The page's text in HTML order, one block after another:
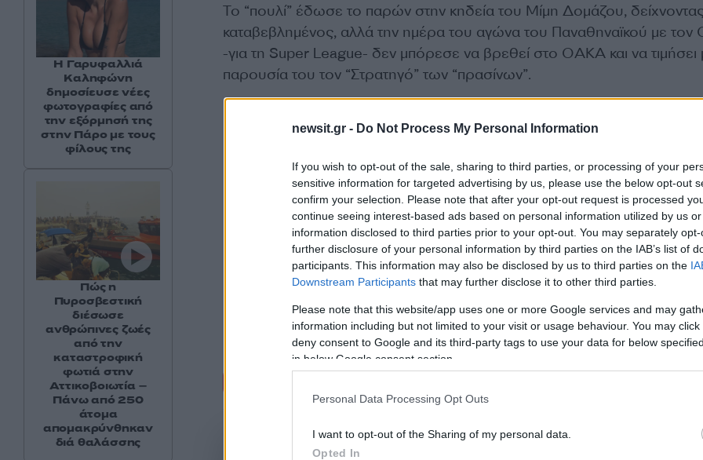
newsit.gr - Do Not Process My Personal Information
If you wish to opt-out of the sale, sharing to third parties, or processing of your
sensitive information for targeted advertising by us, please use the below opt-out
confirm your selection. Please note that after your opt-out request is processed
continue seeing interest-based ads based on personal information utilized by us
information disclosed to third parties prior to your opt-out. You may separately
further disclosure of your personal information by third parties on the IAB’s list of
participants. This information may also be disclosed by us to third parties on the
Downstream Participants that may further disclose it to other third parties.
Please note that this website/app uses one or more Google services and may
information including but not limited to your visit or usage behaviour. You may
deny consent to Google and its third-party tags to use your data for below
in below Google consent section.
Personal Data Processing Opt Outs
I want to opt-out of the Sharing of my personal data.
Opted In
Το “πουλί” έδωσε το παρών στην κηδεία του Μίμη Δομάζου,
καταβεβλημένος, αλλά την ημέρα του αγώνα του Παναθηναϊκού με
-για τη Super League- δεν μπόρεσε να βρεθεί στο ΟΑΚΑ και να τιμήσει
παρουσία του τον “Στρατηγό” των “πρασίνων”.
ΔΙΑΦΗΜΙΣΗ
Σχόλια
Η Γαρυφαλλιά
Καληφώνη
δημοσίευσε νέες
φωτογραφίες από
την εξόρμησή της
στην Πάρο με τους
φίλους της
Πώς η
Πυροσβεστική
διέσωσε
ανθρώπινες ζωές
από την
καταστροφική
φωτιά στην
Αττικοβοιωτία –
Πάνω από 250
άτομα
απομακρύνθηκαν
διά θαλάσσης